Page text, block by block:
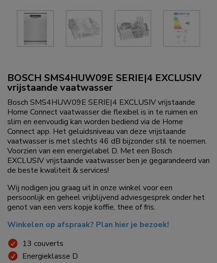
BOSCH SMS4HUW09E SERIE|4 EXCLUSIV
vrijstaande vaatwasser
Bosch SMS4HUW09E SERIE|4 EXCLUSIV vrijstaande
Home Connect vaatwasser die flexibel is in te ruimen en
slim en eenvoudig kan worden bediend via de Home
Connect app. Het geluidsniveau van deze vrijstaande
vaatwasser is met slechts 46 dB bijzonder stil te noemen.
Voorzien van een energielabel D. Met een Bosch
EXCLUSIV vrijstaande vaatwasser ben je gegarandeerd van
de beste kwaliteit & services!
Wij nodigen jou graag uit in onze winkel voor een
persoonlijk en geheel vrijblijvend adviesgesprek onder het
genot van een vers kopje koffie, thee of fris.
Winkelen op afspraak? Plan hier je bezoek!
13 couverts
Energieklasse D